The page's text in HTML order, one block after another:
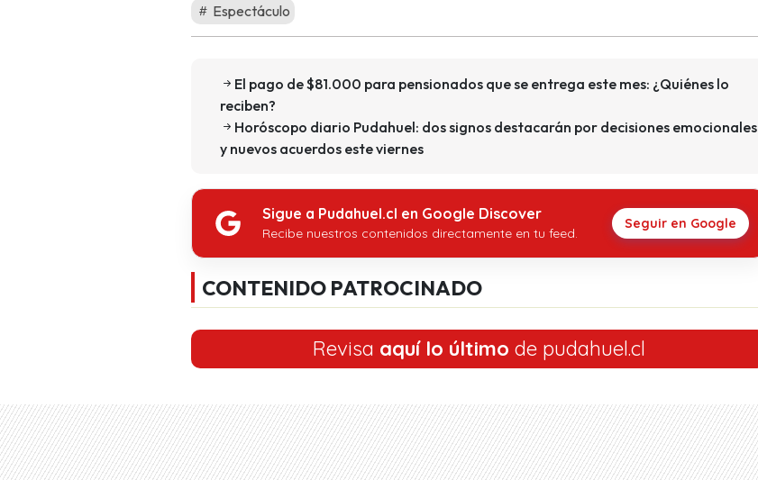
Espectáculo
El pago de $81.000 para pensionados que se entrega este mes: ¿Quiénes lo
reciben?
Horóscopo diario Pudahuel: dos signos destacarán por decisiones emocionales
y nuevos acuerdos este viernes
Sigue a Pudahuel.cl en Google Discover
Recibe nuestros contenidos directamente en tu feed.
Seguir en Google
CONTENIDO PATROCINADO
Revisa aquí lo último de pudahuel.cl